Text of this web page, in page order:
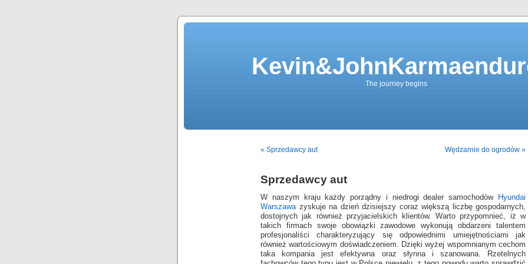
The journey begins
« Sprzedawcy aut Wędzarnie do ogrodów »
Sprzedawcy aut
W naszym kraju każdy porządny i niedrogi dealer samochodów
Hyundai
Warszawa zyskuje na dzień dzisiejszy coraz większą liczbę gospodarnych,
dostojnych jak również przyjacielskich klientów. Warto przypomnieć, iż w
takich firmach swoje obowiązki zawodowe wykonują obdarzeni talentem
profesjonaliści charakteryzujący się odpowiednimi umiejętnościami jak
również wartościowym doświadczeniem. Dzięki wyżej wspomnianym cechom
taka kompania jest efektywna oraz słynna i szanowana. Rzetelnych